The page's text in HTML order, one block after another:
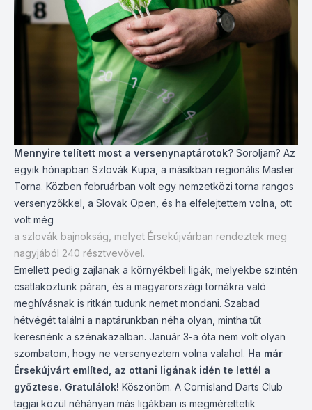
Mennyire telített most a versenynaptárotok? Soroljam? Az
egyik hónapban Szlovák Kupa, a másikban regionális Master
Torna. Közben februárban volt egy nemzetközi torna rangos
versenyzőkkel, a Slovak Open, és ha elfelejtettem volna, ott
volt még
a szlovák bajnokság, melyet Érsekújvárban rendeztek meg
nagyjából 240 résztvevővel.
Emellett pedig zajlanak a környékbeli ligák, melyekbe szintén
csatlakoztunk páran, és a magyarországi tornákra való
meghívásnak is ritkán tudunk nemet mondani. Szabad
hétvégét találni a naptárunkban néha olyan, mintha tűt
keresnénk a szénakazalban. Január 3-a óta nem volt olyan
szombatom, hogy ne versenyeztem volna valahol. Ha már
Érsekújvárt említed, az ottani ligának idén te lettél a
győztese. Gratulálok! Köszönöm. A Cornisland Darts Club
tagjai közül néhányan más ligákban is megmérettetik